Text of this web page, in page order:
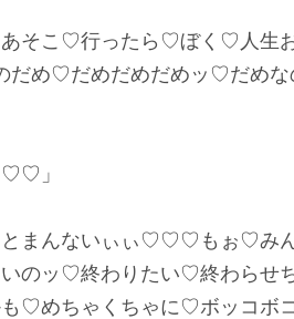
こ♡行ったら♡ぼく♡人生お
め♡だめだめだめッ♡だめ
」
まんないぃぃ♡♡♡もぉ♡み
ッ♡終わりたい♡終わらせ
♡めちゃくちゃに♡ボッコボ